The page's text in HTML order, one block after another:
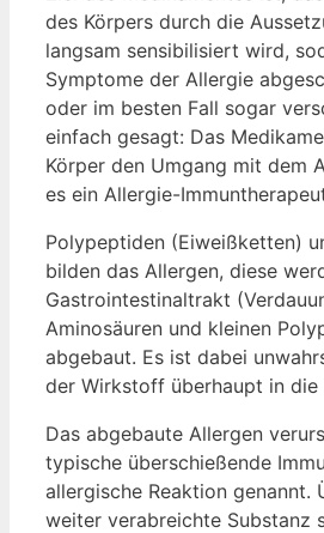
des Körpers durch die
langsam sensibilisiert wird,
Symptome der Allergie
oder im besten Fall sogar
einfach gesagt: Das
Körper den Umgang mit dem
es ein Allergie-
Polypeptiden (Eiweißketten)
bilden das Allergen, diese
Gastrointestinaltrakt
Aminosäuren und kleinen
abgebaut. Es ist dabei
der Wirkstoff überhaupt in die
Das abgebaute Allergen
typische überschießende
allergische Reaktion genannt.
weiter verabreichte Substanz